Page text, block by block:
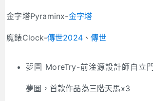
金字塔Pyraminx-金字塔
魔錶Clock-傳世2024 、傳世
夢圖 MoreTry-前淦源設計師自立
夢圖，首款作品為三階天馬x3